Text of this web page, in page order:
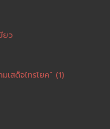
ยว
สด็จไทรโยค” (1)